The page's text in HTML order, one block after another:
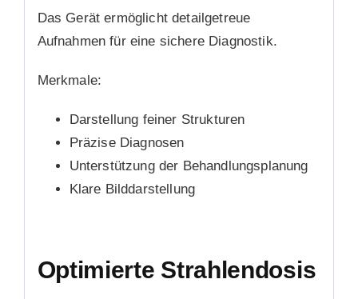
Das Gerät ermöglicht detailgetreue
Aufnahmen für eine sichere Diagnostik.
Merkmale:
Darstellung feiner Strukturen
Präzise Diagnosen
Unterstützung der Behandlungsplanung
Klare Bilddarstellung
Optimierte Strahlendosis